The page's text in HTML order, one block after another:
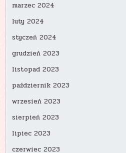
marzec 2024
luty 2024
styczeń 2024
grudzień 2023
listopad 2023
październik 2023
wrzesień 2023
sierpień 2023
lipiec 2023
czerwiec 2023